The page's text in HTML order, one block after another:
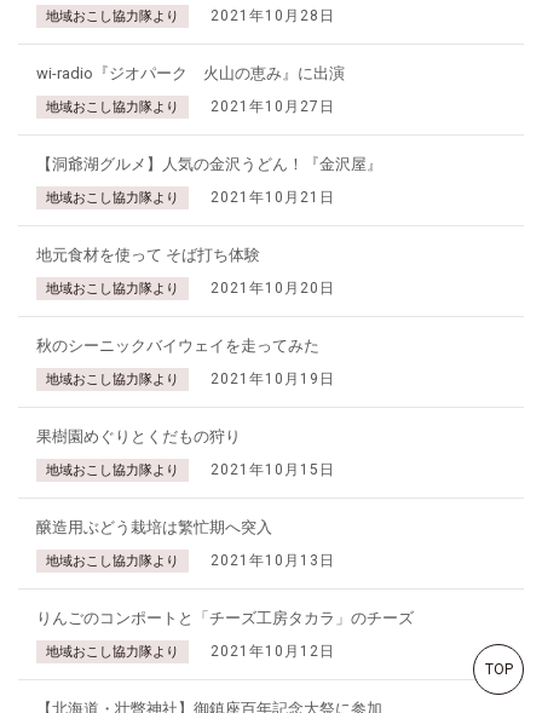
地域おこし協力隊より 2021年10月28日
wi-radio『ジオパーク 火山の恵み』に出演
地域おこし協力隊より 2021年10月27日
【洞爺湖グルメ】人気の金沢うどん！『金沢屋』
地域おこし協力隊より 2021年10月21日
地元食材を使って そば打ち体験
地域おこし協力隊より 2021年10月20日
秋のシーニックバイウェイを走ってみた
地域おこし協力隊より 2021年10月19日
果樹園めぐりとくだもの狩り
地域おこし協力隊より 2021年10月15日
醸造用ぶどう栽培は繁忙期へ突入
地域おこし協力隊より 2021年10月13日
りんごのコンポートと「チーズ工房タカラ」のチーズ
地域おこし協力隊より 2021年10月12日
【北海道・壮瞥神社】御鎮座百年記念大祭に参加
TOP